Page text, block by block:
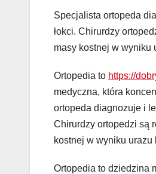
Specjalista ortopeda
łokci. Chirurdzy
masy kostnej w wyniku
Ortopedia to https://
medyczna, która
ortopeda diagnozuje i
Chirurdzy ortopedzi są
kostnej w wyniku urazu
Ortopedia to dziedzina